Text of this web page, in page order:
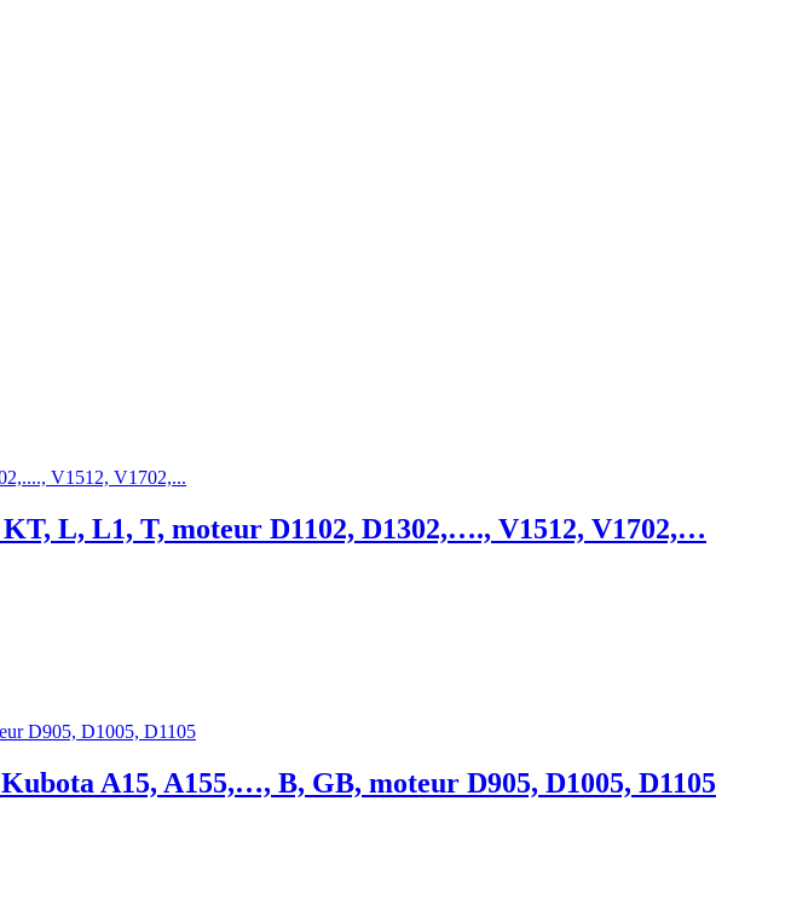
L, L1, T, moteur D1102, D1302,…., V1512, V1702,…
A15, A155,…, B, GB, moteur D905, D1005, D1105